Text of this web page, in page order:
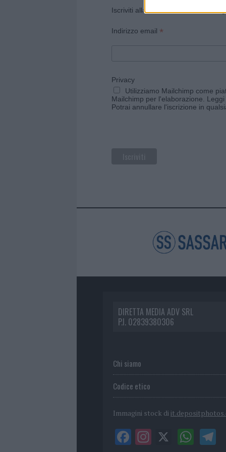
Iscriviti alla newsletter di Gallura
Indirizzo email *
Privacy
Utilizziamo Mailchimp come
Mailchimp per l'elaborazione.
Potrai annullare l'iscrizione in
DIRETTA MEDIA ADV SRL
P.I. 02839380306
Chi siamo
Codice etico
Immagini stock di